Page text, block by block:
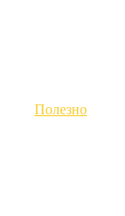
Полезно